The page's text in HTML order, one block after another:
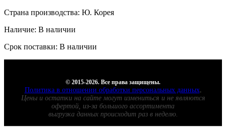
Страна производства: Ю. Корея
Наличие: В наличии
Срок поставки: В наличии
© 2015-2026. Все права защищены.
Политика в отношении обработки персональных данных.
Цены и остатки на сайте могут измениться и не являются
офертой, из-за большого ассортимента
выгрузка данных происходит раз в неделю.